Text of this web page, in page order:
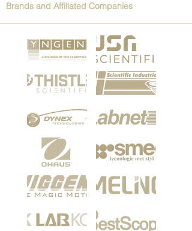
Brands and Affiliated Companies